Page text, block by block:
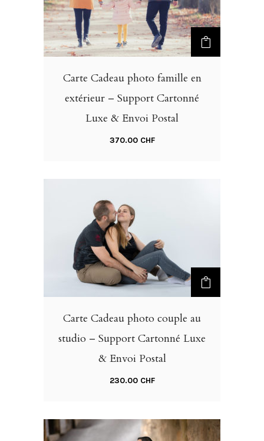
Carte Cadeau photo famille en
extérieur – Support Cartonné
Luxe & Envoi Postal
370.00 CHF
Carte Cadeau photo couple au
studio – Support Cartonné Luxe
& Envoi Postal
230.00 CHF